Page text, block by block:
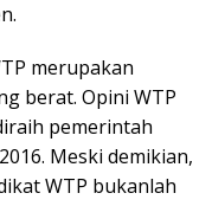
merupakan
berat. Opini WTP
pemerintah
Meski demikian,
WTP bukanlah